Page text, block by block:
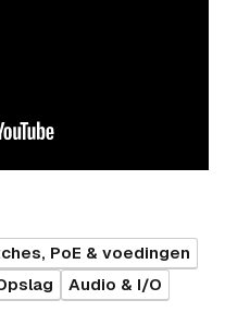
PoE & voedingen
Audio & I/O